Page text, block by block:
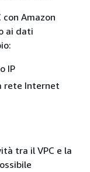
Amazon
ai dati
IP
rete Internet
tra il VPC e la